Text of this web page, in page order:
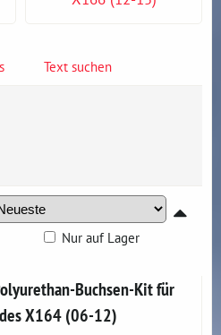
Text suchen
Nur auf Lager
Buchsen-Kit für
X164 (06-12)